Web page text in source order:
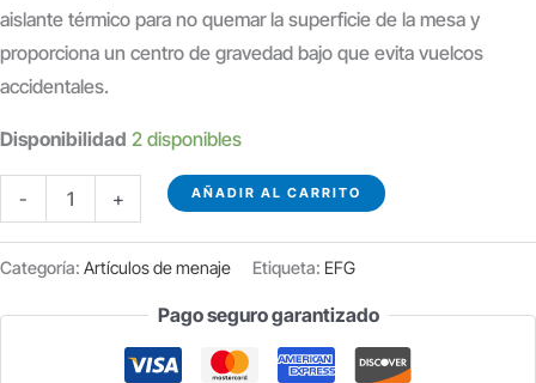
aislante térmico para no quemar la superficie de la mesa y
proporciona un centro de gravedad bajo que evita vuelcos
accidentales.
Disponibilidad 2 disponibles
-
CARAJILLO
BOMBÓN
C/12
+ AÑADIR AL CARRITO
Categoría: Artículos de menaje Etiqueta: EFG
Pago seguro garantizado